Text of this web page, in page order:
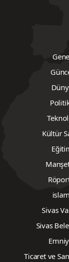
Kültür
Sivas
Sivas
Ticaret ve